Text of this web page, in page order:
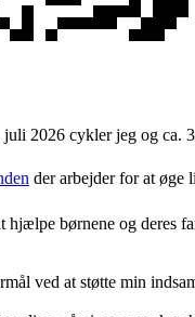
2026 cykler jeg og ca.
der arbejder for at
hjælpe børnene og deres
ved at støtte min